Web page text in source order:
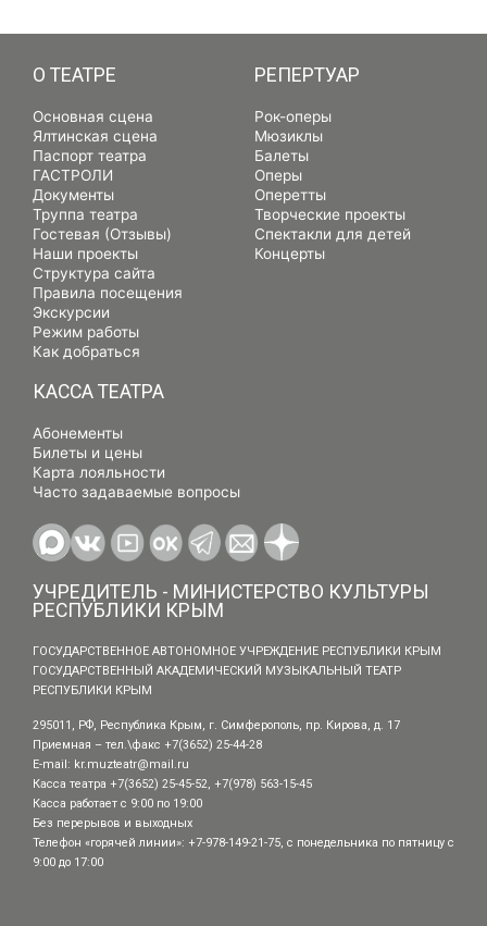
О ТЕАТРЕ
Основная сцена
Ялтинская сцена
Паспорт театра
ГАСТРОЛИ
Документы
Труппа театра
Гостевая (Отзывы)
Наши проекты
Структура сайта
Правила посещения
Экскурсии
Режим работы
Как добраться
РЕПЕРТУАР
Рок-оперы
Мюзиклы
Балеты
Оперы
Оперетты
Творческие проекты
Спектакли для детей
Концерты
КАССА ТЕАТРА
Абонементы
Билеты и цены
Карта лояльности
Часто задаваемые вопросы
УЧРЕДИТЕЛЬ - МИНИСТЕРСТВО КУЛЬТУРЫ
РЕСПУБЛИКИ КРЫМ
ГОСУДАРСТВЕННОЕ АВТОНОМНОЕ УЧРЕЖДЕНИЕ РЕСПУБЛИКИ КРЫМ
ГОСУДАРСТВЕННЫЙ АКАДЕМИЧЕСКИЙ МУЗЫКАЛЬНЫЙ ТЕАТР
РЕСПУБЛИКИ КРЫМ
295011, РФ, Республика Крым, г. Симферополь, пр. Кирова, д. 17
Приемная – тел.\факс +7(3652) 25-44-28
E-mail: kr.muzteatr@mail.ru
Касса театра +7(3652) 25-45-52, +7(978) 563-15-45
Касса работает с 9:00 по 19:00
Без перерывов и выходных
Телефон «горячей линии»: +7-978-149-21-75, с понедельника по пятницу с
9:00 до 17:00